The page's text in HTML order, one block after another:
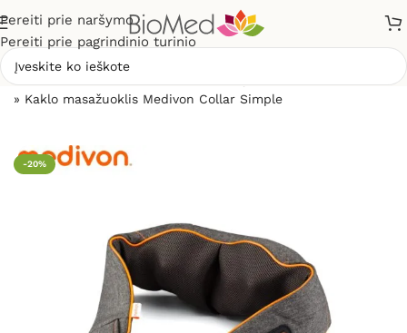
Pereiti prie naršymo
Pereiti prie pagrindinio turinio
» Kaklo masažuoklis Medivon Collar Simple
-20%